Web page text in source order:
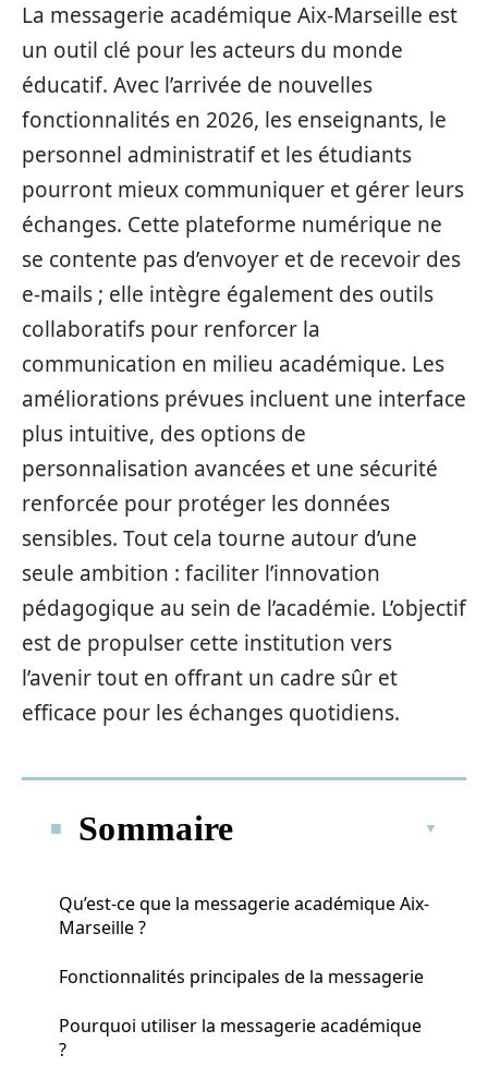
La messagerie académique Aix-Marseille est
un outil clé pour les acteurs du monde
éducatif. Avec l’arrivée de nouvelles
fonctionnalités en 2026, les enseignants, le
personnel administratif et les étudiants
pourront mieux communiquer et gérer leurs
échanges. Cette plateforme numérique ne
se contente pas d’envoyer et de recevoir des
e-mails ; elle intègre également des outils
collaboratifs pour renforcer la
communication en milieu académique. Les
améliorations prévues incluent une interface
plus intuitive, des options de
personnalisation avancées et une sécurité
renforcée pour protéger les données
sensibles. Tout cela tourne autour d’une
seule ambition : faciliter l’innovation
pédagogique au sein de l’académie. L’objectif
est de propulser cette institution vers
l’avenir tout en offrant un cadre sûr et
efficace pour les échanges quotidiens.
Sommaire
Qu’est-ce que la messagerie académique Aix-
Marseille ?
Fonctionnalités principales de la messagerie
Pourquoi utiliser la messagerie académique
?